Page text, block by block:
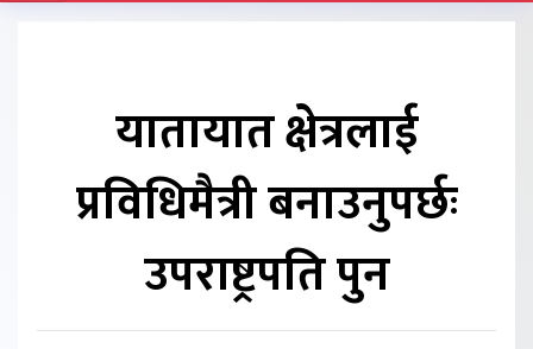
यातायात क्षेत्रलाई
प्रविधिमैत्री बनाउनुपर्छः
उपराष्ट्रपति पुन